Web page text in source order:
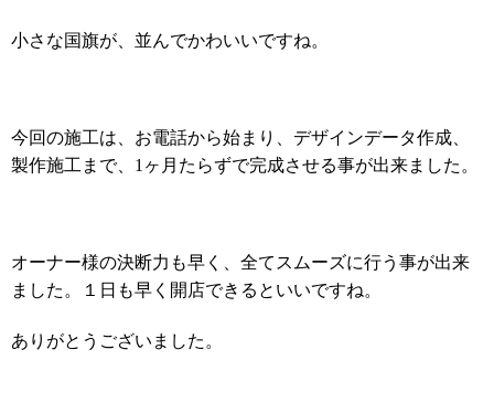
小さな国旗が、並んでかわいいですね。
今回の施工は、お電話から始まり、デザインデータ作成、
製作施工まで、
1 ヶ月たらずで完成させる事が出来ました。
オーナー様の決断力も早く、全てスムーズに行う事が出来
ました。１日も早く開店できるといいですね。
ありがとうございました。